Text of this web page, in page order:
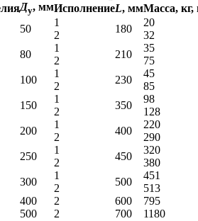
Ду, ммИсполнениеL, ммМасса, кг,
50
1
180
20
2
32
80
1
210
35
2
75
100
1
230
45
2
85
150
1
350
98
2
128
200
1
400
220
2
290
250
1
450
320
2
380
300
1
500
451
2
513
400 2 600
795
500 2 700 1180